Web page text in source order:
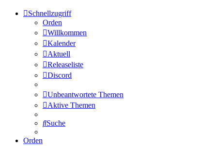
Schnellzugriff
Orden
Willkommen
Kalender
Aktuell
Releaseliste
Discord
Unbeantwortete Themen
Aktive Themen
Suche
Orden